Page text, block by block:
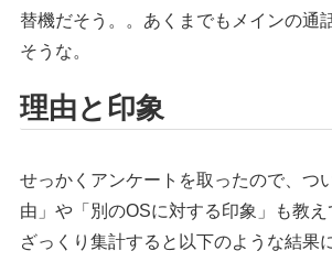
替機だそう。。あくまでもメインの通
そうな。
理由と印象
せっかくアンケートを取ったので、つ
由」や「別のOSに対する印象」も教え
ざっくり集計すると以下のような結果